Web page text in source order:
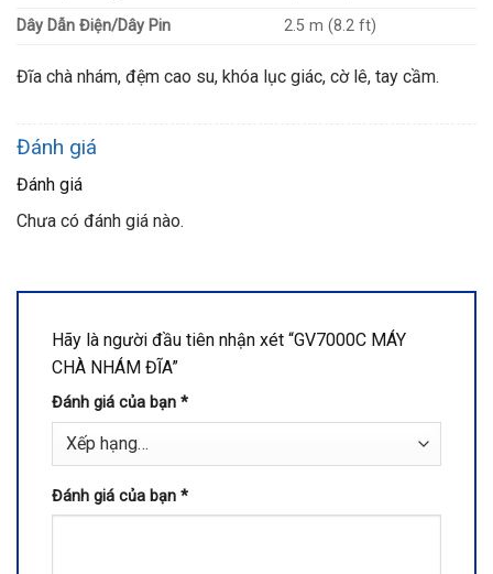
Dây Dẫn Điện/Dây Pin
2.5 m (8.2 ft)
Đĩa chà nhám, đệm cao su, khóa lục giác, cờ lê, tay cầm.
Đánh giá
Đánh giá
Chưa có đánh giá nào.
Hãy là người đầu tiên nhận xét “GV7000C MÁY
CHÀ NHÁM ĐĨA”
Đánh giá của bạn *
Đánh giá của bạn *